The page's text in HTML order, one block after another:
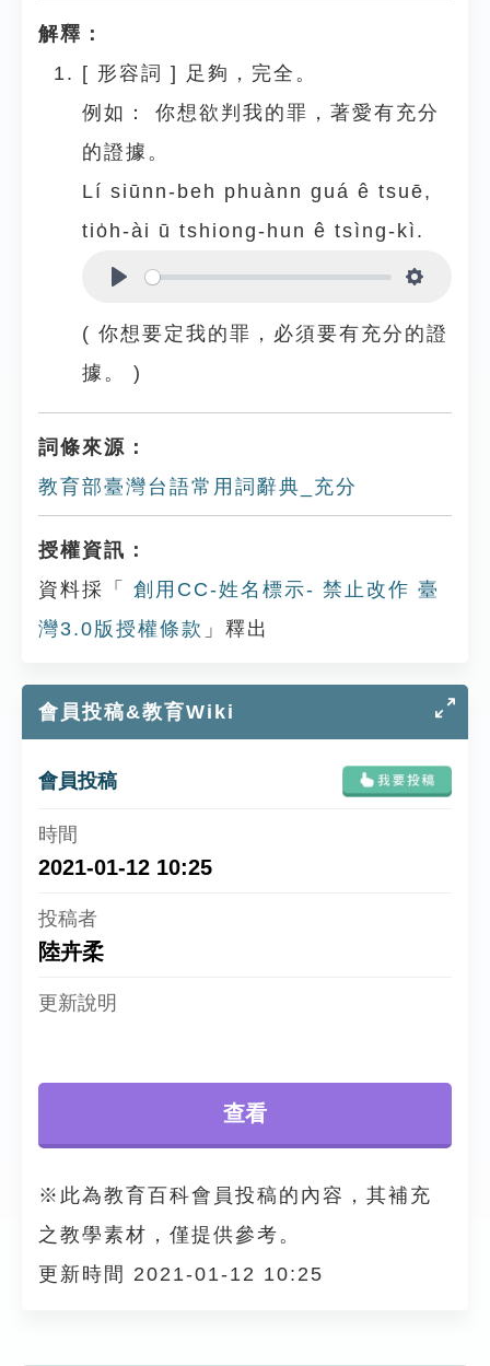
解釋：
[ 形容詞 ] 足夠，完全。
例如：
你想欲判我的罪，著愛有充分
的證據。
Lí siūnn-beh phuànn guá ê tsuē,
tio̍h-ài ū tshiong-hun ê tsìng-kì.
( 你想要定我的罪，必須要有充分的證
據。 )
詞條來源：
教育部臺灣台語常用詞辭典_充分
授權資訊：
資料採「
創用CC-姓名標示- 禁止改作 臺
灣3.0版授權條款 」釋出
會員投稿&教育Wiki
會員投稿
2021-01-12 10:25
查看
陸卉柔
※此為教育百科會員投稿的內容，其補充
之教學素材，僅提供參考。
更新時間 2021-01-12 10:25